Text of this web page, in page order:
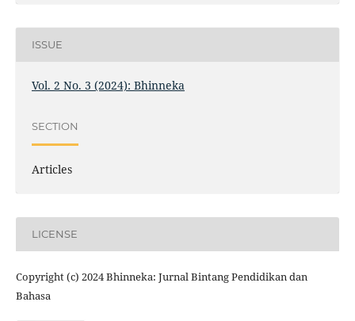
ISSUE
Vol. 2 No. 3 (2024): Bhinneka
SECTION
Articles
LICENSE
Copyright (c) 2024 Bhinneka: Jurnal Bintang Pendidikan dan
Bahasa